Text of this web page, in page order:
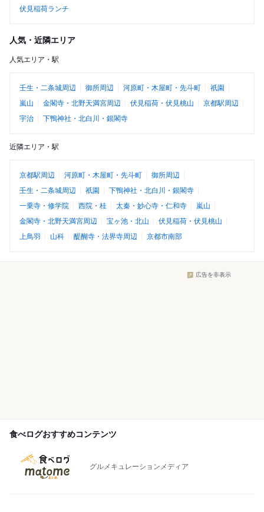
伏見稲荷ランチ
人気・近隣エリア
人気エリア・駅
壬生・二条城周辺 御所周辺 河原町・木屋町・先斗町
祇園
嵐山
金閣寺・北野天満宮周辺 伏見稲荷・伏見桃山
京都駅周辺
宇治
下鴨神社・北白川・銀閣寺
近隣エリア・駅
京都駅周辺 河原町・木屋町・先斗町
御所周辺
壬生・二条城周辺
祇園
下鴨神社・北白川・銀閣寺
一乗寺・修学院
西院・桂 太秦・妙心寺・仁和寺
嵐山
金閣寺・北野天満宮周辺
宝ヶ池・北山
伏見稲荷・伏見桃山
上鳥羽
山科 醍醐寺・法界寺周辺 京都市南部
広告を非表示
食べログおすすめコンテンツ
グルメキュレーションメディア